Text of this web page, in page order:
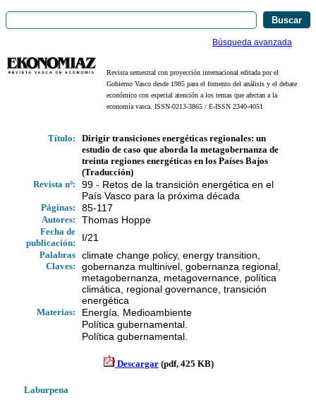
Búsqueda avanzada
Revista semestral con proyección internacional editada por el
Gobierno Vasco desde 1985 para el fomento del análisis y el debate
económico con especial atención a los temas que afectan a la
economía vasca. ISSN-0213-3865 / E-ISSN 2340-4051
Título:
Dirigir transiciones energéticas regionales: un
estudio de caso que aborda la metagobernanza de
treinta regiones energéticas en los Países Bajos
(Traducción)
Revista nº:
99 - Retos de la transición energética en el
País Vasco para la próxima década
Páginas: 85-117
Autores: Thomas Hoppe
Fecha de
publicación:
I/21
Palabras
Claves:
climate change policy, energy transition,
gobernanza multinivel, gobernanza regional,
metagobernanza, metagovernance, política
climática, regional governance, transición
energética
Materias:
Energía. Medioambiente
Política gubernamental.
Política gubernamental.
Descargar (pdf, 425 KB)
Laburpena